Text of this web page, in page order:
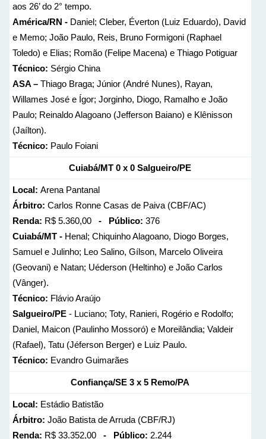
aos 26’ do 2° tempo.
América/RN -Daniel; Cleber, Éverton (Luiz Eduardo), David
e Memo; João Paulo, Reis, Bruno Formigoni (Raphael
Toledo) e Elias; Romão (Felipe Macena) e Thiago Potiguar
Técnico: Sérgio China
ASA –Thiago Braga; Júnior (André Nunes), Rayan,
Willames José e Ígor; Jorginho, Diogo, Ramalho e João
Paulo; Reinaldo Alagoano (Jefferson Baiano) e Klênisson
(Jaílton).
Técnico: Paulo Foiani
Cuiabá/MT 0 x 0 Salgueiro/PE
Local: Arena Pantanal
Árbitro: Carlos Ronne Casas de Paiva (CBF/AC)
Renda: R$ 5.360,00 - Público: 376
Cuiabá/MT - Henal; Chiquinho Alagoano, Diogo Borges,
Samuel e Julinho; Leo Salino, Gílson, Marcelo Oliveira
(Geovani) e Natan; Uéderson (Heltinho) e João Carlos
(Vânger).
Técnico: Flávio Araújo
Salgueiro/PE- Luciano; Toty, Ranieri, Rogério e Rodolfo;
Daniel, Maicon (Paulinho Mossoró) e Moreilândia; Valdeir
(Rafael), Tatu (Jéferson Berger) e Luiz Paulo.
Técnico: Evandro Guimarães
Confiança/SE 3 x 5 Remo/PA
Local: Estádio Batistão
Árbitro: João Batista de Arruda (CBF/RJ)
Renda: R$ 33.352,00 - Público: 2.244